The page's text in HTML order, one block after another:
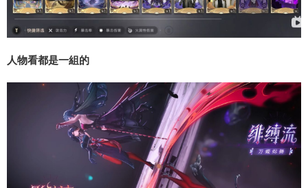
人物看都是一組的